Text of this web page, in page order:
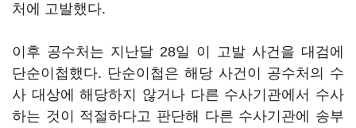
처에 고발했다.
이후 공수처는 지난달 28일 이 고발 사건을 대검에
단순이첩했다. 단순이첩은 해당 사건이 공수처의 수
사 대상에 해당하지 않거나 다른 수사기관에서 수사
하는 것이 적절하다고 판단해 다른 수사기관에 송부